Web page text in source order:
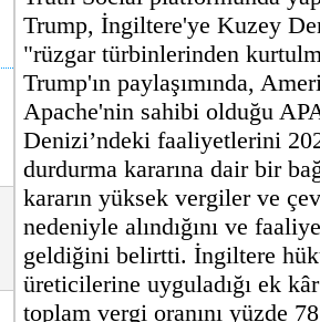
Trump, İngiltere'ye Kuzey
"rüzgar türbinlerinden
Trump'ın paylaşımında,
Apache'nin sahibi olduğu
Denizi’ndeki faaliyetlerini
durdurma kararına dair bir
kararın yüksek vergiler ve
nedeniyle alındığını ve
geldiğini belirtti. İngiltere
üreticilerine uyguladığı ek
toplam vergi oranını yüzde